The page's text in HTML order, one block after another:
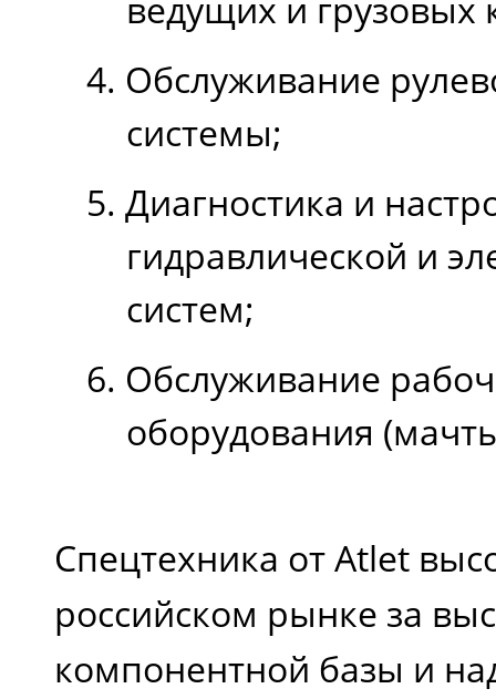
Обслуживание
системы;
Диагностика и
гидравлической и
систем;
Обслуживание
оборудования
Спецтехника от Atlet
российском рынке за
компонентной базы и